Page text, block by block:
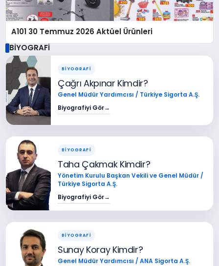
A101 30 Temmuz 2026 Aktüel Ürünleri
BİYOGRAFİ
BİYOGRAFİ
Çağrı Akpınar Kimdir?
Genel Müdür Yardımcısı / Türkiye Sigorta A.Ş.
Biyografiyi Gör→
BİYOGRAFİ
Taha Çakmak Kimdir?
Yönetim Kurulu Başkan Vekili ve Genel Müdür /
Türkiye Sigorta A.Ş.
Biyografiyi Gör→
BİYOGRAFİ
Sunay Koray Kimdir?
Genel Müdür Yardımcısı / ANA Sigorta A.Ş.